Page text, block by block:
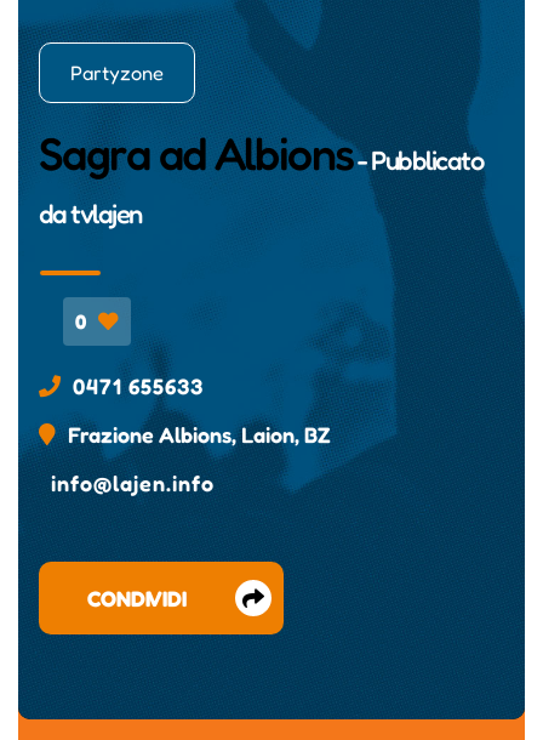
Partyzone
Sagra ad Albions- Pubblicato
datvlajen
0
0471 655633
Frazione Albions, Laion, BZ
info@lajen.info
CONDIVIDI